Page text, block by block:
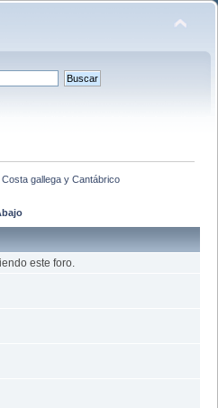
Costa gallega y Cantábrico
este foro.